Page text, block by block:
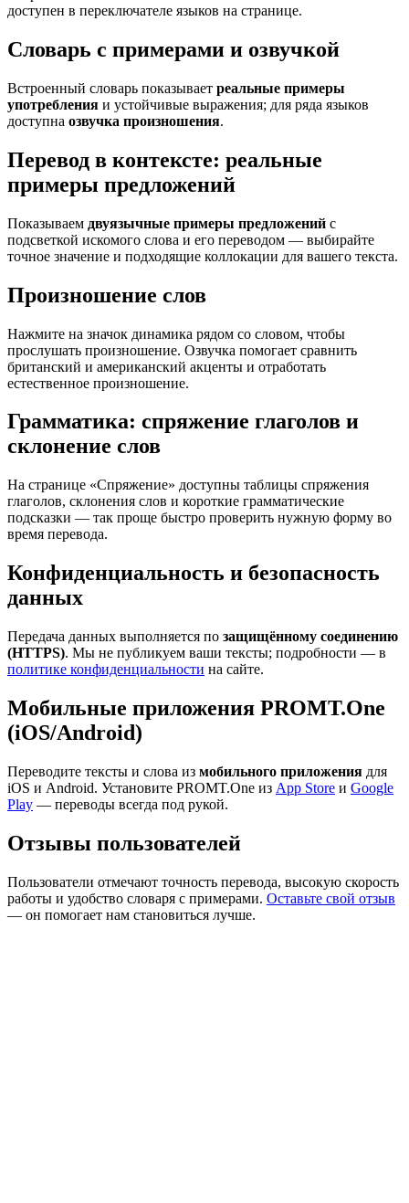
доступен в переключателе языков на странице.
Словарь с примерами и озвучкой
Встроенный словарь показывает реальные примеры
употребления и устойчивые выражения; для ряда языков
доступна озвучка произношения.
Перевод в контексте: реальные
примеры предложений
Показываем двуязычные примеры предложений с
подсветкой искомого слова и его переводом — выбирайте
точное значение и подходящие коллокации для вашего текста.
Произношение слов
Нажмите на значок динамика рядом со словом, чтобы
прослушать произношение. Озвучка помогает сравнить
британский и американский акценты и отработать
естественное произношение.
Грамматика: спряжение глаголов и
склонение слов
На странице «Спряжение» доступны таблицы спряжения
глаголов, склонения слов и короткие грамматические
подсказки — так проще быстро проверить нужную форму во
время перевода.
Конфиденциальность и безопасность
данных
Передача данных выполняется по защищённому соединению
(HTTPS). Мы не публикуем ваши тексты; подробности — в
политике конфиденциальности на сайте.
Мобильные приложения PROMT.One
(iOS/Android)
Переводите тексты и слова из мобильного приложения для
iOS и Android. Установите PROMT.One из App Store и Google
Play — переводы всегда под рукой.
Отзывы пользователей
Пользователи отмечают точность перевода, высокую скорость
работы и удобство словаря с примерами. Оставьте свой отзыв
— он помогает нам становиться лучше.